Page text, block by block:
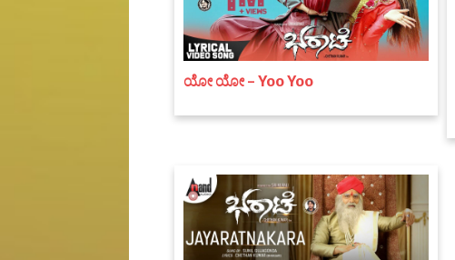
ಯೋ ಯೋ - Yoo Yoo